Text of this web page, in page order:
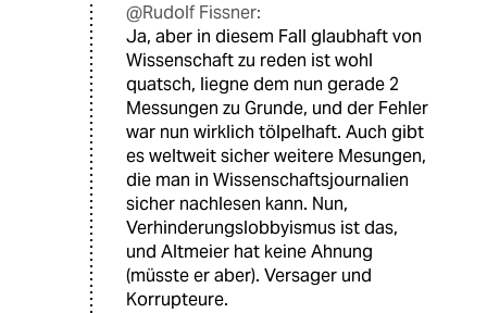
@Rudolf Fissner:
Ja, aber in diesem Fall glaubhaft von
Wissenschaft zu reden ist wohl
quatsch, liegne dem nun gerade 2
Messungen zu Grunde, und der Fehler
war nun wirklich tölpelhaft. Auch gibt
es weltweit sicher weitere Mesungen,
die man in Wissenschaftsjournalien
sicher nachlesen kann. Nun,
Verhinderungslobbyismus ist das,
und Altmeier hat keine Ahnung
(müsste er aber). Versager und
Korrupteure.